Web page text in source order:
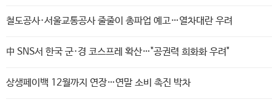
철도공사·서울교통공사 줄줄이 총파업 예고…열차대란 우려
中 SNS서 한국 군·경 코스프레 확산…"공권력 희화화 우려"
상생페이백 12월까지 연장…연말 소비 촉진 박차